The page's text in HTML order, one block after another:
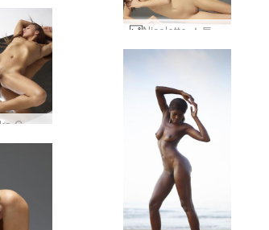
Dominika C 페티쉬 판타지 #10